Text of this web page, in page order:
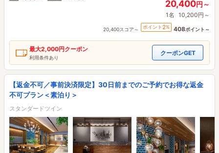
20,400円～
1名 10,200円～
20,400スコア～ ポイント 2% 408ポイント～
最大2,000円クーポン
利用条件あり
クーポンGET
【返金不可／事前決済限定】30日前までのご予約でお得な返金
不可プラン＜素泊り＞
スタンダードツイン